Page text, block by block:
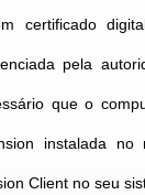
certificado
pela
que o
instalada
Client no seu